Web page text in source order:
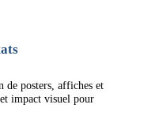
de posters, affiches et
impact visuel pour